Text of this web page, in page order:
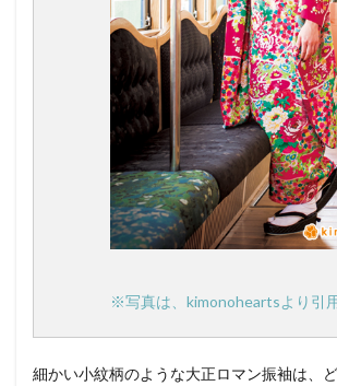
※写真は、kimonoheartsより引
細かい小紋柄のような大正ロマン振袖は、